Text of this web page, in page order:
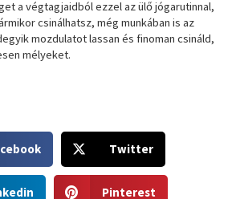
a végtagjaidból ezzel az ülő jógarutinnal,
csinálhatsz, még munkában is az
mozdulatot lassan és finoman csináld,
mélyeket.
h
a
Twitter
Pinterest